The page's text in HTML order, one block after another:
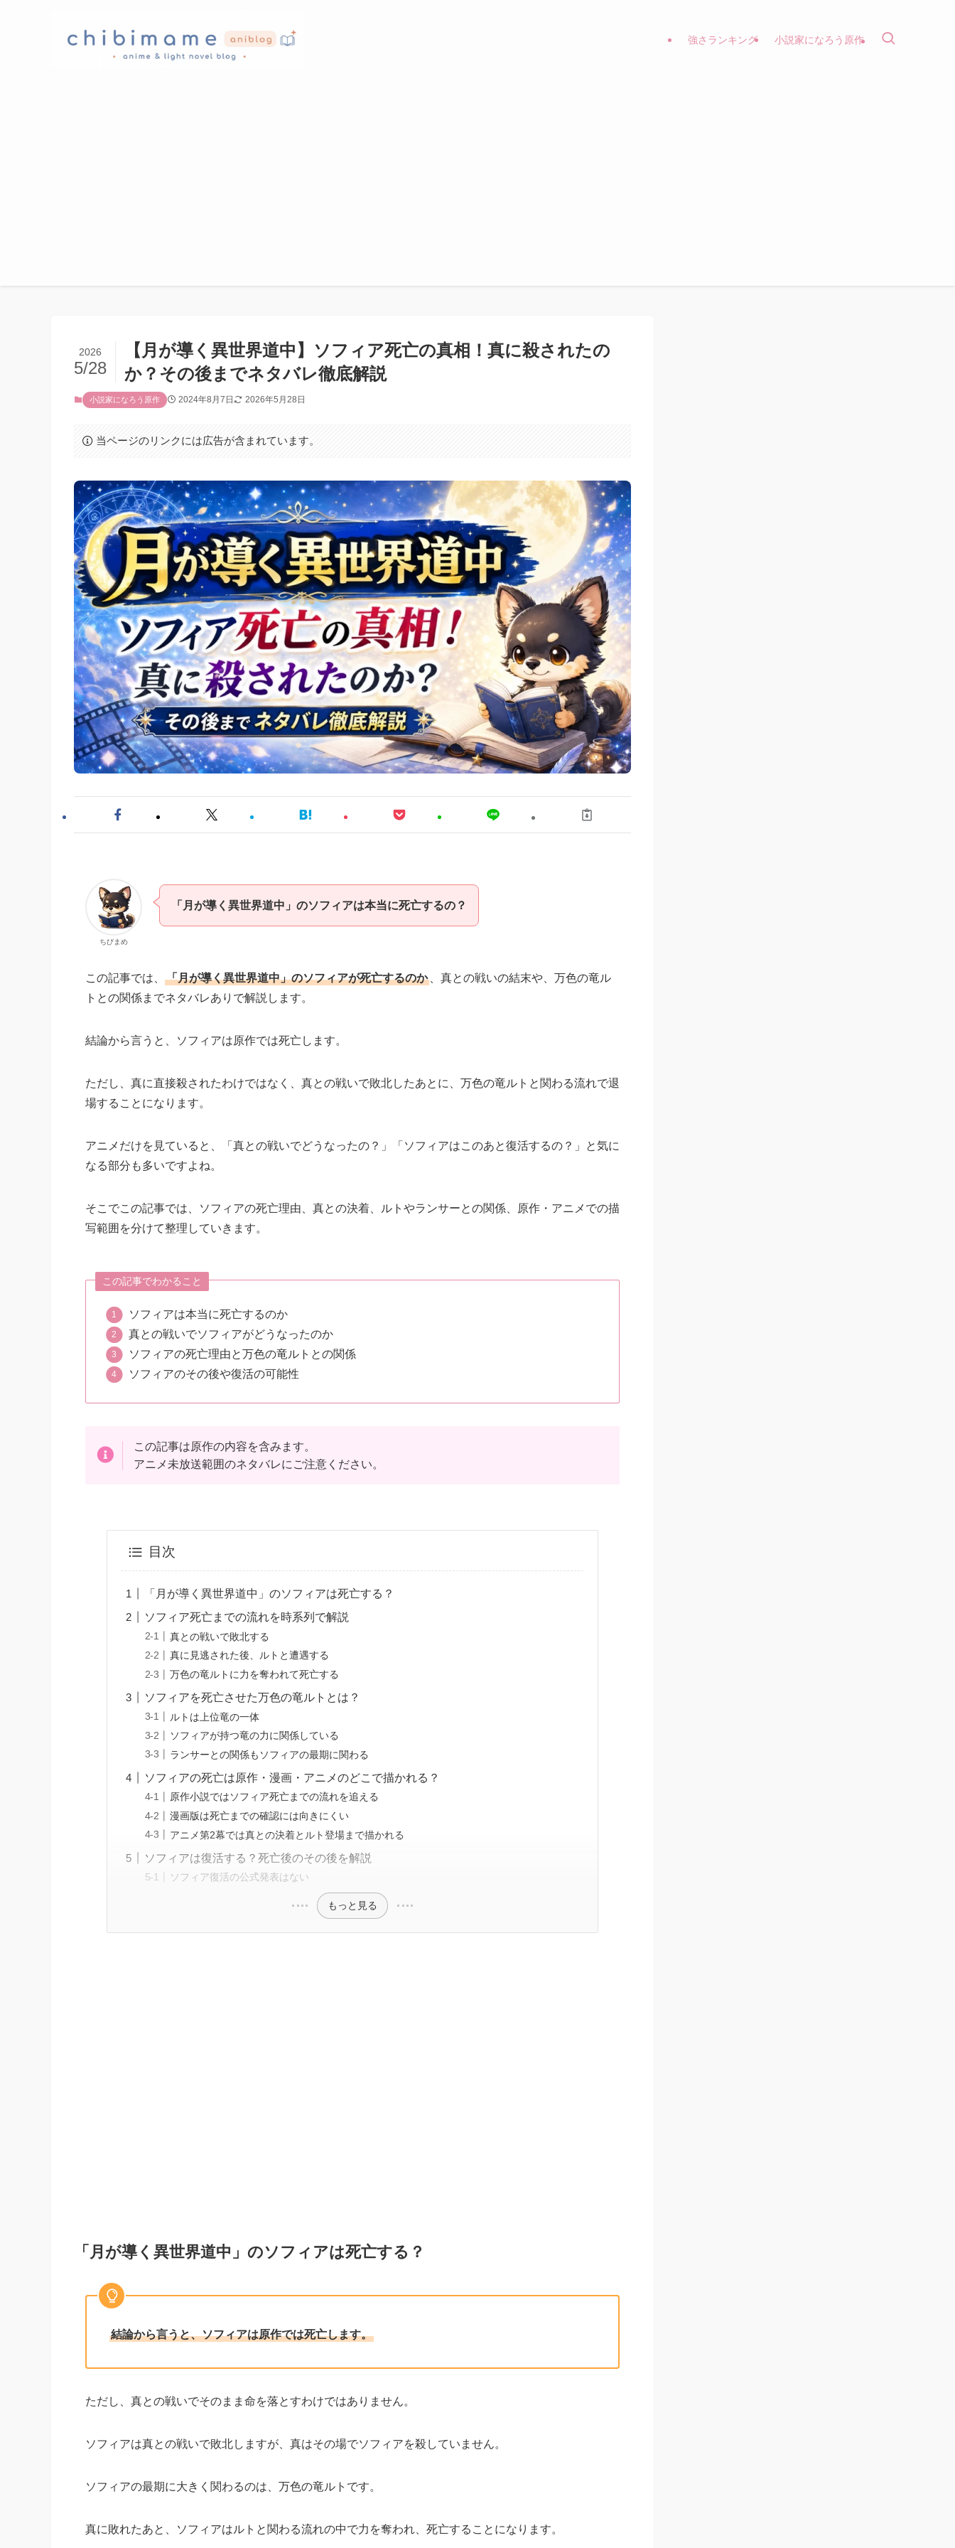
強さランキング 小説家になろう原作
【月が導く異世界道中】ソフィア死亡の真相！真に殺されたの
か？その後までネタバレ徹底解説
2026
5/28
小説家になろう原作 2024年8月7日 2026年5月28日
当ページのリンクには広告が含まれています。
ちびまめ
「月が導く異世界道中」のソフィアは本当に死亡するの？
この記事では、 「月が導く異世界道中」のソフィアが死亡するのか
、真との戦いの結末や、万色の竜ル
トとの関係までネタバレありで解説します。
結論から言うと、ソフィアは原作では死亡します。
ただし、真に直接殺されたわけではなく、真との戦いで敗北したあとに、万色の竜ルトと関わる流れで退
場することになります。
アニメだけを見ていると、「真との戦いでどうなったの？」「ソフィアはこのあと復活するの？」と気に
なる部分も多いですよね。
そこでこの記事では、ソフィアの死亡理由、真との決着、ルトやランサーとの関係、原作・アニメでの描
写範囲を分けて整理していきます。
この記事でわかること
ソフィアは本当に死亡するのか
真との戦いでソフィアがどうなったのか
ソフィアの死亡理由と万色の竜ルトとの関係
ソフィアのその後や復活の可能性
この記事は原作の内容を含みます。
アニメ未放送範囲のネタバレにご注意ください。
目次
「月が導く異世界道中」のソフィアは死亡する？
ソフィア死亡までの流れを時系列で解説
真との戦いで敗北する
真に見逃された後、ルトと遭遇する
万色の竜ルトに力を奪われて死亡する
ソフィアを死亡させた万色の竜ルトとは？
ルトは上位竜の一体
ソフィアが持つ竜の力に関係している
ランサーとの関係もソフィアの最期に関わる
ソフィアの死亡は原作・漫画・アニメのどこで描かれる？
原作小説ではソフィア死亡までの流れを追える
漫画版は死亡までの確認には向きにくい
アニメ第2幕では真との決着とルト登場まで描かれる
ソフィアは復活する？死亡後のその後を解説
ソフィア復活の公式発表はない
もっと見る
「月が導く異世界道中」のソフィアは死亡する？
結論から言うと、ソフィアは原作では死亡します。
ただし、真との戦いでそのまま命を落とすわけではありません。
ソフィアは真との戦いで敗北しますが、真はその場でソフィアを殺していません。
ソフィアの最期に大きく関わるのは、万色の竜ルトです。
真に敗れたあと、ソフィアはルトと関わる流れの中で力を奪われ、死亡することになります。